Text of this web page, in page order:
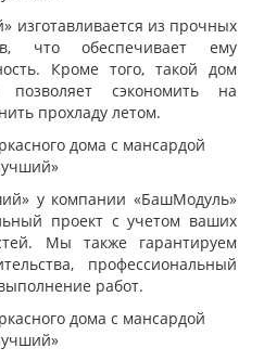
изготавливается из прочных
что обеспечивает ему
Кроме того, такой дом
позволяет сэкономить на
прохладу летом.
у компании «БашМодуль»
проект с учетом ваших
Мы также гарантируем
профессиональный
работ.